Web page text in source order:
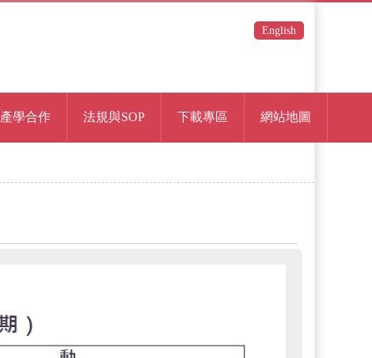
English
產學合作 法規與SOP 下載專區 網站地圖